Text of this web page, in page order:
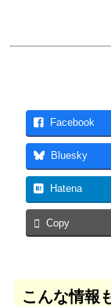
Facebook
Bluesky
Hatena
Copy
こんな情報